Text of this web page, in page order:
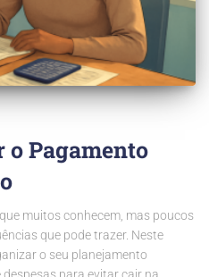
o Pagamento
muitos conhecem, mas poucos
que pode trazer. Neste
o seu planejamento